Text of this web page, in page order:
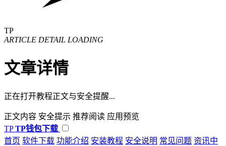
TP
ARTICLE DETAIL LOADING
文章详情
正在打开教程正文与安全提醒...
正文内容 安全提示 推荐阅读 应用预览
TP TP钱包下载
首页 软件下载 功能介绍 安装教程 安全说明 常见问题 资讯中